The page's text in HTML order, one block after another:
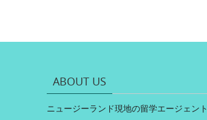
ABOUT US
ニュージーランド現地の留学エージェント